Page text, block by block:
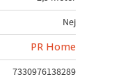
Nej
PR Home
7330976138289